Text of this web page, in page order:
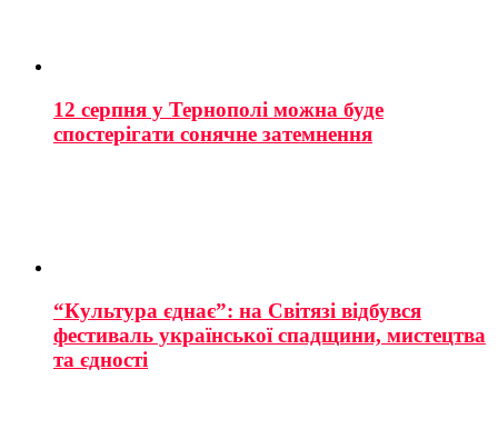
12 серпня у Тернополі можна буде
спостерігати сонячне затемнення
“Культура єднає”: на Світязі відбувся
фестиваль української спадщини, мистецтва
та єдності